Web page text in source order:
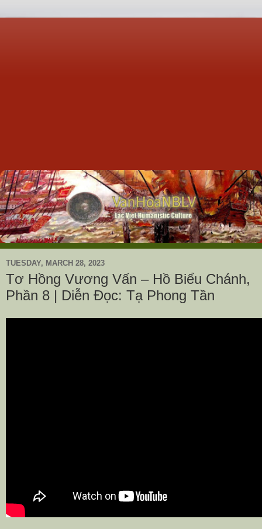
TUESDAY, MARCH 28, 2023
Tơ Hồng Vương Vấn – Hồ Biểu Chánh,
Phần 8 | Diễn Đọc: Tạ Phong Tần